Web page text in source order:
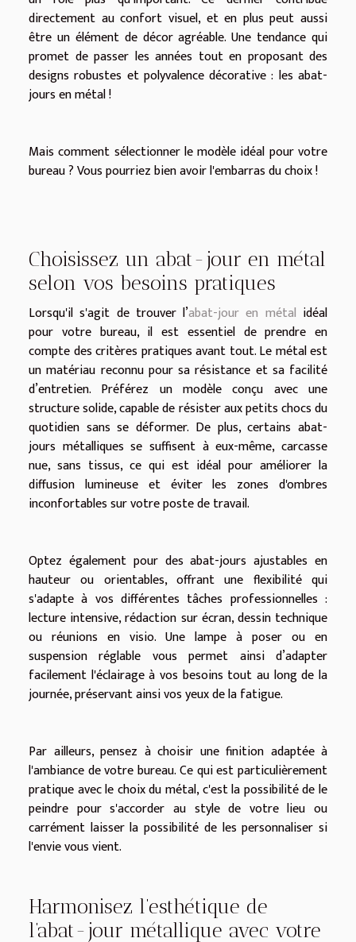
directement au confort visuel, et en plus peut aussi
être un élément de décor agréable. Une tendance qui
promet de passer les années tout en proposant des
designs robustes et polyvalence décorative : les abat-
jours en métal !
Mais comment sélectionner le modèle idéal pour votre
bureau ? Vous pourriez bien avoir l'embarras du choix !
Choisissez un abat-jour en métal
selon vos besoins pratiques
Lorsqu'il s'agit de trouver l’abat-jour en métal idéal
pour votre bureau, il est essentiel de prendre en
compte des critères pratiques avant tout. Le métal est
un matériau reconnu pour sa résistance et sa facilité
d’entretien. Préférez un modèle conçu avec une
structure solide, capable de résister aux petits chocs du
quotidien sans se déformer. De plus, certains abat-
jours métalliques se suffisent à eux-même, carcasse
nue, sans tissus, ce qui est idéal pour améliorer la
diffusion lumineuse et éviter les zones d'ombres
inconfortables sur votre poste de travail.
Optez également pour des abat-jours ajustables en
hauteur ou orientables, offrant une flexibilité qui
s'adapte à vos différentes tâches professionnelles :
lecture intensive, rédaction sur écran, dessin technique
ou réunions en visio. Une lampe à poser ou en
suspension réglable vous permet ainsi d’adapter
facilement l'éclairage à vos besoins tout au long de la
journée, préservant ainsi vos yeux de la fatigue.
Par ailleurs, pensez à choisir une finition adaptée à
l'ambiance de votre bureau. Ce qui est particulièrement
pratique avec le choix du métal, c'est la possibilité de le
peindre pour s'accorder au style de votre lieu ou
carrément laisser la possibilité de les personnaliser si
l'envie vous vient.
Harmonisez l’esthétique de
l’abat-jour métallique avec votre